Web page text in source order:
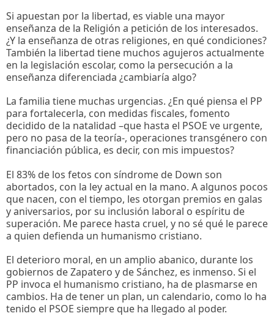
Si apuestan por la libertad, es viable una mayor
enseñanza de la Religión a petición de los interesados.
¿Y la enseñanza de otras religiones, en qué condiciones?
También la libertad tiene muchos agujeros actualmente
en la legislación escolar, como la persecución a la
enseñanza diferenciada ¿cambiaría algo?
La familia tiene muchas urgencias. ¿En qué piensa el PP
para fortalecerla, con medidas fiscales, fomento
decidido de la natalidad –que hasta el PSOE ve urgente,
pero no pasa de la teoría-, operaciones transgénero con
financiación pública, es decir, con mis impuestos?
El 83% de los fetos con síndrome de Down son
abortados, con la ley actual en la mano. A algunos pocos
que nacen, con el tiempo, les otorgan premios en galas
y aniversarios, por su inclusión laboral o espíritu de
superación. Me parece hasta cruel, y no sé qué le parece
a quien defienda un humanismo cristiano.
El deterioro moral, en un amplio abanico, durante los
gobiernos de Zapatero y de Sánchez, es inmenso. Si el
PP invoca el humanismo cristiano, ha de plasmarse en
cambios. Ha de tener un plan, un calendario, como lo ha
tenido el PSOE siempre que ha llegado al poder.